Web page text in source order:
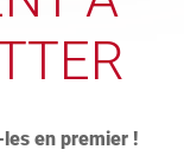
en premier !